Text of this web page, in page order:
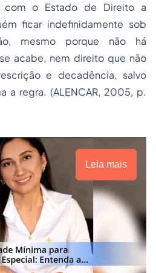
com o Estado de Direito a
ficar indefinidamente sob
mesmo porque não há
acabe, nem direito que não
e decadência, salvo
a regra. (ALENCAR, 2005, p.
Leia mais